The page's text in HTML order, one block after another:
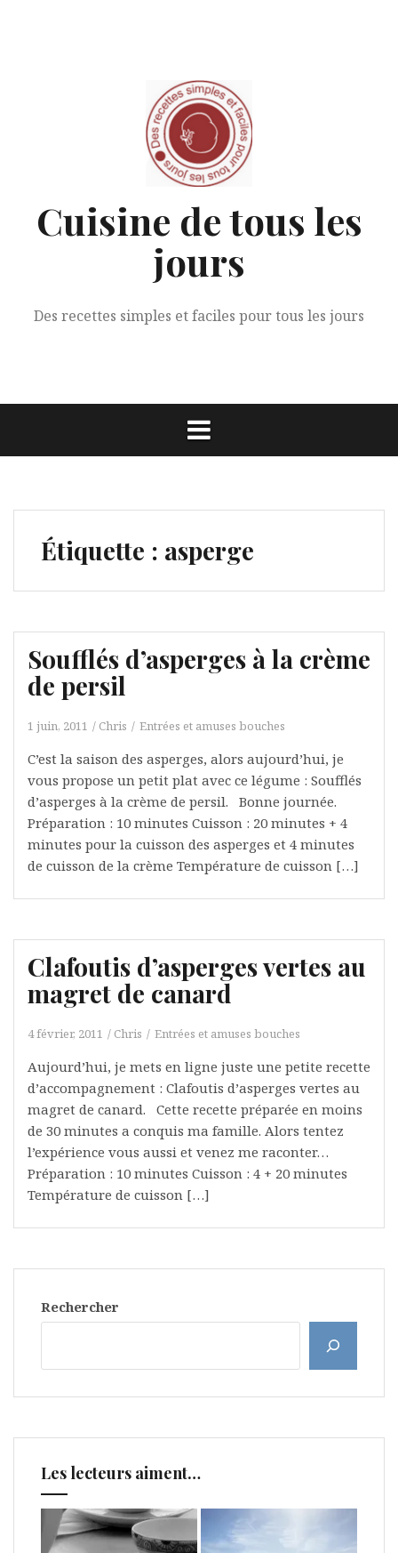
Cuisine de tous les
jours
Des recettes simples et faciles pour tous les jours
Étiquette : asperge
Soufflés d’asperges à la crème
de persil
1 juin, 2011 Chris Entrées et amuses bouches
C’est la saison des asperges, alors aujourd’hui, je
vous propose un petit plat avec ce légume : Soufflés
d’asperges à la crème de persil. Bonne journée.
Préparation : 10 minutes Cuisson : 20 minutes + 4
minutes pour la cuisson des asperges et 4 minutes
de cuisson de la crème Température de cuisson […]
Clafoutis d’asperges vertes au
magret de canard
4 février, 2011 Chris Entrées et amuses bouches
Aujourd’hui, je mets en ligne juste une petite recette
d’accompagnement : Clafoutis d’asperges vertes au
magret de canard. Cette recette préparée en moins
de 30 minutes a conquis ma famille. Alors tentez
l’expérience vous aussi et venez me raconter…
Préparation : 10 minutes Cuisson : 4 + 20 minutes
Température de cuisson […]
Rechercher
Les lecteurs aiment…